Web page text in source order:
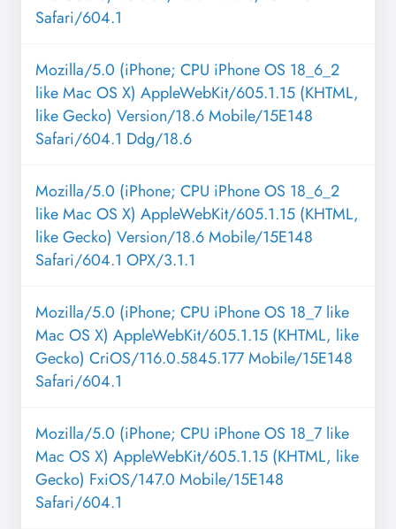
Safari/604.1
Mozilla/5.0 (iPhone; CPU iPhone OS 18_6_2
like Mac OS X) AppleWebKit/605.1.15 (KHTML,
like Gecko) Version/18.6 Mobile/15E148
Safari/604.1 Ddg/18.6
Mozilla/5.0 (iPhone; CPU iPhone OS 18_6_2
like Mac OS X) AppleWebKit/605.1.15 (KHTML,
like Gecko) Version/18.6 Mobile/15E148
Safari/604.1 OPX/3.1.1
Mozilla/5.0 (iPhone; CPU iPhone OS 18_7 like
Mac OS X) AppleWebKit/605.1.15 (KHTML, like
Gecko) CriOS/116.0.5845.177 Mobile/15E148
Safari/604.1
Mozilla/5.0 (iPhone; CPU iPhone OS 18_7 like
Mac OS X) AppleWebKit/605.1.15 (KHTML, like
Gecko) FxiOS/147.0 Mobile/15E148
Safari/604.1